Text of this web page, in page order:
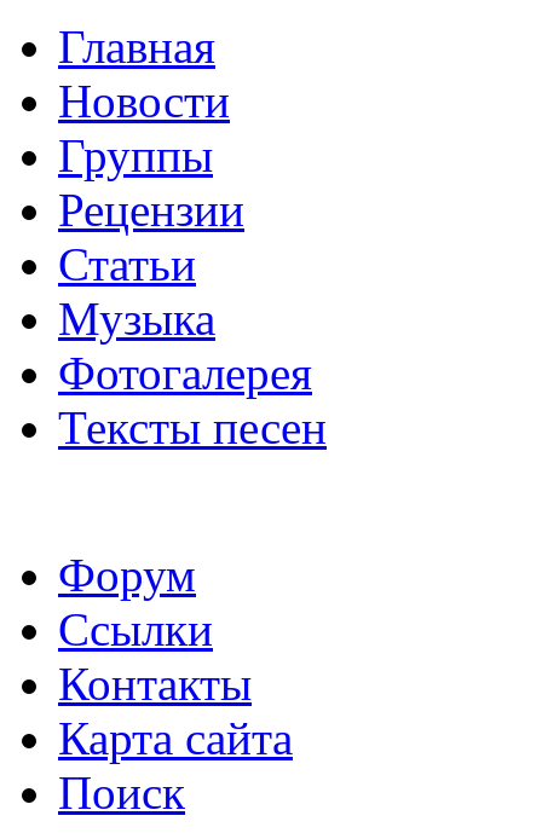
Главная
Новости
Группы
Рецензии
Статьи
Музыка
Фотогалерея
Тексты песен
Форум
Ссылки
Контакты
Карта сайта
Поиск